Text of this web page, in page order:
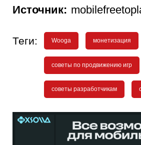
Источник:
Теги: Wooga монетизация
советы по продвижению игр
советы разработчикам